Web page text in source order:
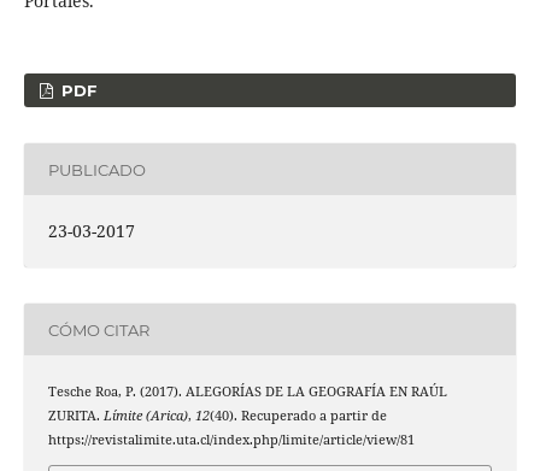
PDF
PUBLICADO
23-03-2017
CÓMO CITAR
Tesche Roa, P. (2017). ALEGORÍAS DE LA GEOGRAFÍA EN RAÚL
ZURITA. Límite (Arica), 12(40). Recuperado a partir de
https://revistalimite.uta.cl/index.php/limite/article/view/81